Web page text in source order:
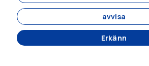
PRENUMERERA PÅ NYHETSBREV
avvisa
Erkänn